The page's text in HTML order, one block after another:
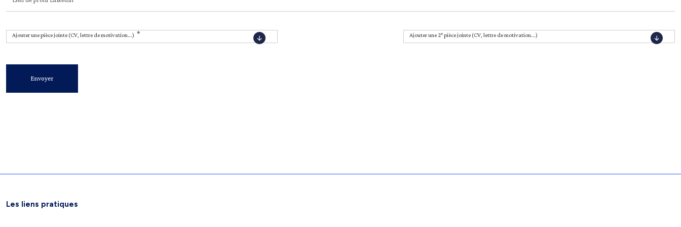
Ajouter une pièce jointe (CV, lettre de motivation...) Ajouter une 2e pièce jointe (CV, lettre de motivation...)
Envoyer
Les liens pratiques